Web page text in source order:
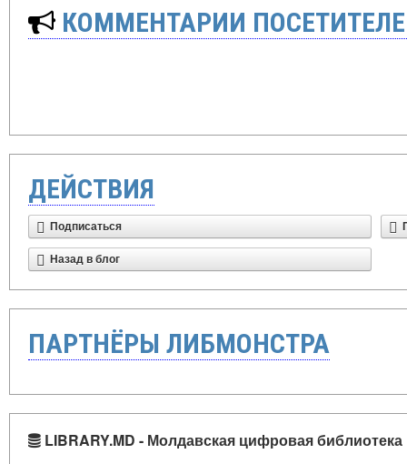
КОММЕНТАРИИ
ДЕЙСТВИЯ
Подписаться
Назад в блог
ПАРТНЁРЫ ЛИБМОНСТРА
LIBRARY.MD - Молдавская цифровая библиотека